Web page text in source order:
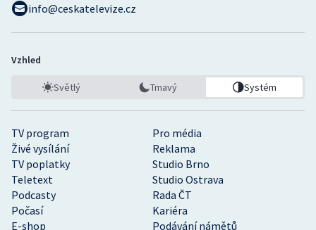
TV program
Pro média
Živé vysílání
Reklama
TV poplatky
Studio Brno
Teletext
Studio Ostrava
Podcasty
Rada ČT
Počasí
Kariéra
E-shop
Podávání námětů
info@ceskatelevize.cz
Vzhled
Světlý Tmavý Systém